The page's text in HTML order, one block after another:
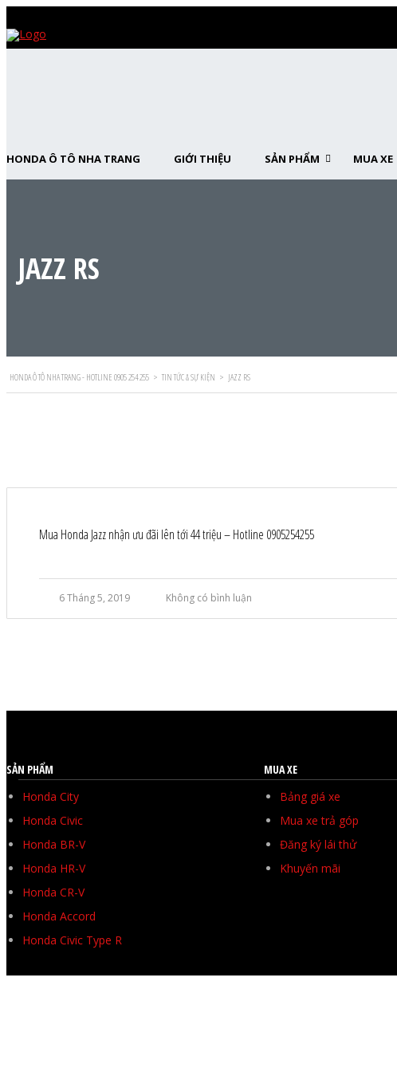
HONDA Ô TÔ NHA TRANG GIỚI THIỆU SẢN PHẨM MUA XE
JAZZ RS
HONDA Ô TÔ NHA TRANG - HOTLINE 0905 254 255 > TIN TỨC & SỰ KIỆN > JAZZ RS
Mua Honda Jazz nhận ưu đãi lên tới 44 triệu – Hotline 0905254255
6 Tháng 5, 2019 Không có bình luận
SẢN PHẨM
Honda City
Honda Civic
Honda BR-V
Honda HR-V
Honda CR-V
Honda Accord
Honda Civic Type R
MUA XE
Bảng giá xe
Mua xe trả góp
Đăng ký lái thử
Khuyến mãi